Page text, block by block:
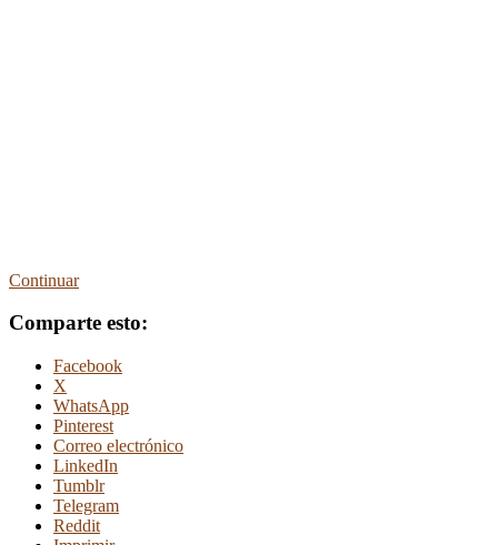
Continuar
Comparte esto:
Facebook
X
WhatsApp
Pinterest
Correo electrónico
LinkedIn
Tumblr
Telegram
Reddit